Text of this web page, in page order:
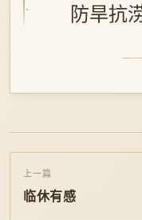
防旱抗
上一篇
临休有感